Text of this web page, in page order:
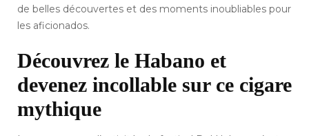
de belles découvertes et des moments inoubliables pour
les aficionados.
Découvrez le Habano et
devenez incollable sur ce cigare
mythique